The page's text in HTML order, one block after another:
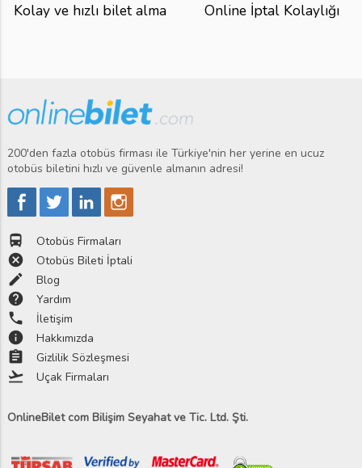
Kolay ve hızlı bilet alma Online İptal Kolaylığı
200'den fazla otobüs firması ile Türkiye'nin her yerine en ucuz
otobüs biletini hızlı ve güvenle almanın adresi!
directions_bus Otobüs Firmaları
cancel Otobüs Bileti İptali
edit Blog
help Yardım
phone İletişim
info Hakkımızda
assignment Gizlilik Sözleşmesi
flight_takeoff Uçak Firmaları
OnlineBilet com Bilişim Seyahat ve Tic. Ltd. Şti.